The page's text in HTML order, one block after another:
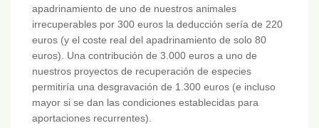
apadrinamiento de uno de nuestros animales
irrecuperables por 300 euros la deducción sería de 220
euros (y el coste real del apadrinamiento de solo 80
euros). Una contribución de 3.000 euros a uno de
nuestros proyectos de recuperación de especies
permitiría una desgravación de 1.300 euros (e incluso
mayor si se dan las condiciones establecidas para
aportaciones recurrentes).